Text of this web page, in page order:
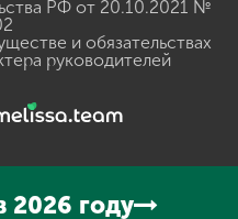
РФ от 20.10.2021 №
и обязательствах
руководителей
2026 году